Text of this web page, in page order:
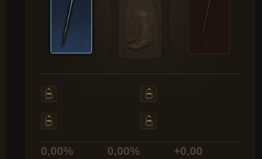
0,00% 0,00% +0,00